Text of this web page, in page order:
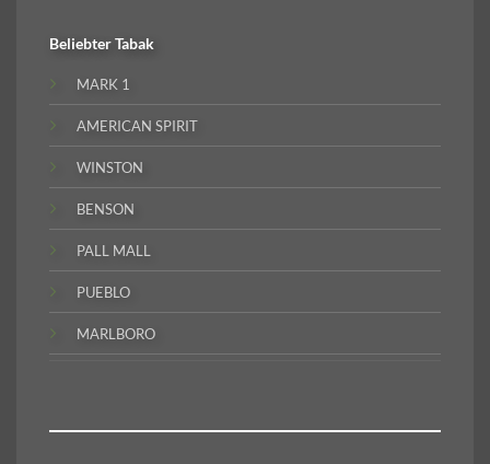
BeliebterTabak
MARK 1
AMERICAN SPIRIT
WINSTON
BENSON
PALL MALL
PUEBLO
MARLBORO